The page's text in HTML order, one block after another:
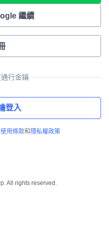
繼續
行金鑰
登入
使用條款和 隱私權政策
All rights reserved.